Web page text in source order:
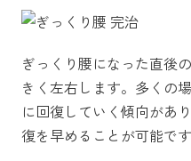
ぎっくり腰になった直後
きく左右します。多くの
に回復していく傾向があ
復を早めることが可能です